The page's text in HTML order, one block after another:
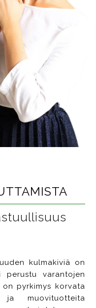
kulmakiviä on
varantojen
on pyrkimys korvata
ja muovituotteita